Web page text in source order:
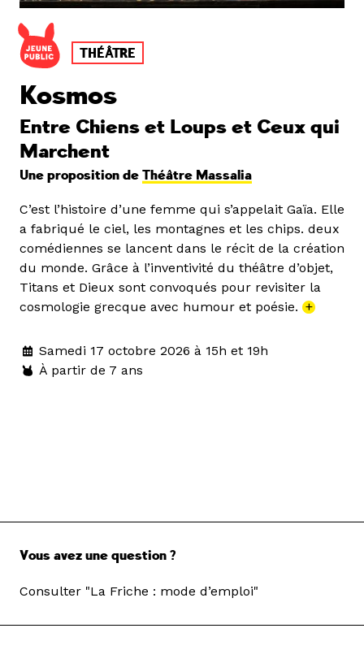
THÉÂTRE
Kosmos
Entre Chiens et Loups et Ceux qui
Marchent
Une proposition de Théâtre Massalia
C’est l’histoire d’une femme qui s’appelait Gaïa. Elle
a fabriqué le ciel, les montagnes et les chips. deux
comédiennes se lancent dans le récit de la création
du monde. Grâce à l’inventivité du théâtre d’objet,
Titans et Dieux sont convoqués pour revisiter la
cosmologie grecque avec humour et poésie. +
Samedi 17 octobre 2026 à 15h et 19h
À partir de 7 ans
Vous avez une question ?
Consulter "La Friche : mode d’emploi"